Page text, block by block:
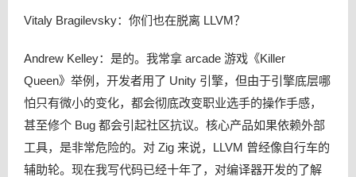
Vitaly Bragilevsky：你们也在脱离 LLVM？
Andrew Kelley：是的。我常拿 arcade 游戏《Killer
Queen》举例，开发者用了 Unity 引擎，但由于引擎底层哪
怕只有微小的变化，都会彻底改变职业选手的操作手感，
甚至修个 Bug 都会引起社区抗议。核心产品如果依赖外部
工具，是非常危险的。对 Zig 来说，LLVM 曾经像自行车的
辅助轮。现在我写代码已经十年了，对编译器开发的了解